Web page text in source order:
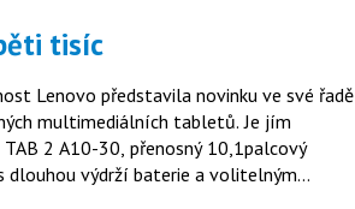
tisíc
Lenovo představila novinku ve své řadě
multimediálních tabletů. Je jím
TAB 2 A10-30, přenosný 10,1palcový
dlouhou výdrží baterie a volitelným